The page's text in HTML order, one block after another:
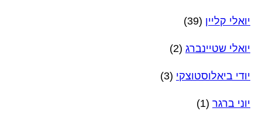
יואלי קליין (39)
יואלי שטיינברג (2)
יודי ביאלוסטוצקי (3)
יוני ברגר (1)